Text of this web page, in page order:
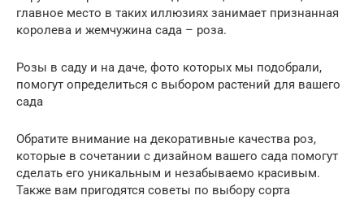
главное место в таких иллюзиях занимает признанная
королева и жемчужина сада – роза.
Розы в саду и на даче, фото которых мы подобрали,
помогут определиться с выбором растений для вашего
сада
Обратите внимание на декоративные качества роз,
которые в сочетании с дизайном вашего сада помогут
сделать его уникальным и незабываемо красивым.
Также вам пригодятся советы по выбору сорта